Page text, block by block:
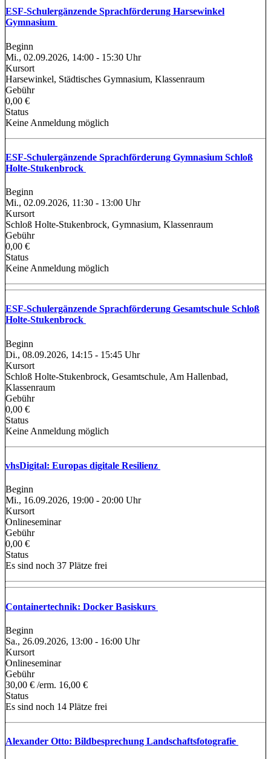
ESF-Schulergänzende Sprachförderung Harsewinkel
Gymnasium
Beginn
Mi., 02.09.2026, 14:00 - 15:30 Uhr
Kursort
Harsewinkel, Städtisches Gymnasium, Klassenraum
Gebühr
0,00 €
Status
Keine Anmeldung möglich
ESF-Schulergänzende Sprachförderung Gymnasium Schloß
Holte-Stukenbrock
Beginn
Mi., 02.09.2026, 11:30 - 13:00 Uhr
Kursort
Schloß Holte-Stukenbrock, Gymnasium, Klassenraum
Gebühr
0,00 €
Status
Keine Anmeldung möglich
ESF-Schulergänzende Sprachförderung Gesamtschule Schloß
Holte-Stukenbrock
Beginn
Di., 08.09.2026, 14:15 - 15:45 Uhr
Kursort
Schloß Holte-Stukenbrock, Gesamtschule, Am Hallenbad,
Klassenraum
Gebühr
0,00 €
Status
Keine Anmeldung möglich
vhsDigital: Europas digitale Resilienz
Beginn
Mi., 16.09.2026, 19:00 - 20:00 Uhr
Kursort
Onlineseminar
Gebühr
0,00 €
Status
Es sind noch 37 Plätze frei
Containertechnik: Docker Basiskurs
Beginn
Sa., 26.09.2026, 13:00 - 16:00 Uhr
Kursort
Onlineseminar
Gebühr
30,00 € /erm. 16,00 €
Status
Es sind noch 14 Plätze frei
Alexander Otto: Bildbesprechung Landschaftsfotografie